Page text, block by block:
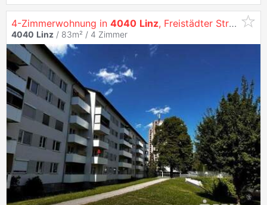
4-Zimmerwohnung in 4040 Linz, Freistädter Straße 86 Top 4
4040 Linz / 83m² / 4 Zimmer